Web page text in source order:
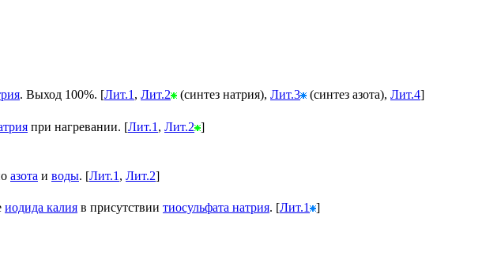
. Выход 100%. [Лит.1 , Лит.2 (синтез натрия), Лит.3 (синтез азота), Лит.4]
при нагревании. [Лит.1 , Лит.2 ]
азота и воды. [Лит.1 , Лит.2]
иодида калия в присутствии тиосульфата натрия. [Лит.1
]